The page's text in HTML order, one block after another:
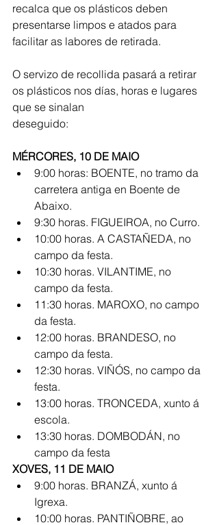
recalca que os plásticos deben
presentarse limpos e atados para
facilitar as labores de retirada.
O servizo de recollida pasará a retirar
os plásticos nos días, horas e lugares
que se sinalan
deseguido:
MÉRCORES, 10 DE MAIO
9:00 horas: BOENTE, no tramo da
carretera antiga en Boente de
Abaixo.
9:30 horas. FIGUEIROA, no Curro.
10:00 horas. A CASTAÑEDA, no
campo da festa.
10:30 horas. VILANTIME, no
campo da festa.
11:30 horas. MAROXO, no campo
da festa.
12:00 horas. BRANDESO, no
campo da festa.
12:30 horas. VIÑÓS, no campo da
festa.
13:00 horas. TRONCEDA, xunto á
escola.
13:30 horas. DOMBODÁN, no
campo da festa
XOVES, 11 DE MAIO
9:00 horas. BRANZÁ, xunto á
Igrexa.
10:00 horas. PANTIÑOBRE, ao